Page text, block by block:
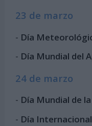
23 de marzo
- Día
- Día Mundial del
24 de marzo
- Día Mundial de
- Día